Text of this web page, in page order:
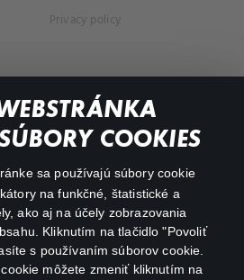
COOKIES
sa používajú súbory cookie
na funkčné, štatistické a
ako aj na účely zobrazovania
Kliknutím na tlačidlo "Povoliť
s používaním súborov cookie.
môžete zmeniť kliknutím na
Privacy policy